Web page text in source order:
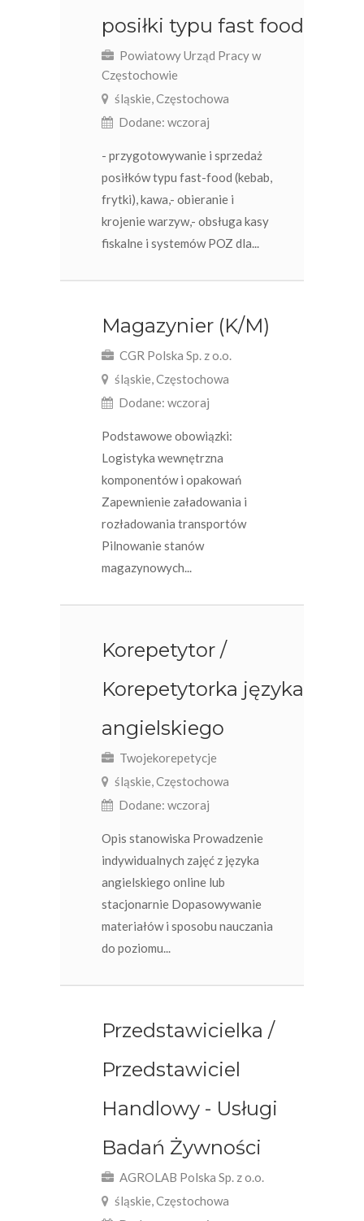
posiłki typu fast food
Powiatowy Urząd Pracy w
Częstochowie
śląskie, Częstochowa
Dodane: wczoraj
- przygotowywanie i sprzedaż
posiłków typu fast-food (kebab,
frytki), kawa,- obieranie i
krojenie warzyw,- obsługa kasy
fiskalne i systemów POZ dla...
Magazynier (K/M)
CGR Polska Sp. z o.o.
śląskie, Częstochowa
Dodane: wczoraj
Podstawowe obowiązki:
Logistyka wewnętrzna
komponentów i opakowań
Zapewnienie załadowania i
rozładowania transportów
Pilnowanie stanów
magazynowych...
Korepetytor /
Korepetytorka języka
angielskiego
Twojekorepetycje
śląskie, Częstochowa
Dodane: wczoraj
Opis stanowiska Prowadzenie
indywidualnych zajęć z języka
angielskiego online lub
stacjonarnie Dopasowywanie
materiałów i sposobu nauczania
do poziomu...
Przedstawicielka /
Przedstawiciel
Handlowy - Usługi
Badań Żywności
AGROLAB Polska Sp. z o.o.
śląskie, Częstochowa